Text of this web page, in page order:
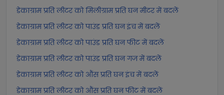
डेकाग्राम प्रति लीटर को मिलीग्राम प्रति घन मीटर में बदलें
डेकाग्राम प्रति लीटर को पाउंड प्रति घन इंच में बदलें
डेकाग्राम प्रति लीटर को पाउंड प्रति घन फीट में बदलें
डेकाग्राम प्रति लीटर को पाउंड प्रति घन गज में बदलें
डेकाग्राम प्रति लीटर को औंस प्रति घन इंच में बदलें
डेकाग्राम प्रति लीटर को औंस प्रति घन फीट में बदलें